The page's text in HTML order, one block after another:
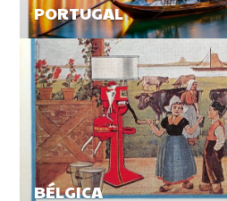
PORTUGAL
BÉLGICA